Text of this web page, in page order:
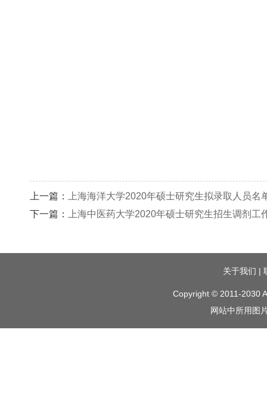
上一篇：
上海海洋大学2020年硕士研究生拟录取人员名
下一篇：
上海中医药大学2020年硕士研究生招生调剂工
关于我们 |
Copyright © 2011-2030
网站中所用图